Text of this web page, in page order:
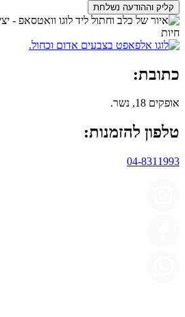
קליק וההודעה נשלחת
כתובת:
אופקים 18, נשר.
טלפון להזמנות:
04-8311993